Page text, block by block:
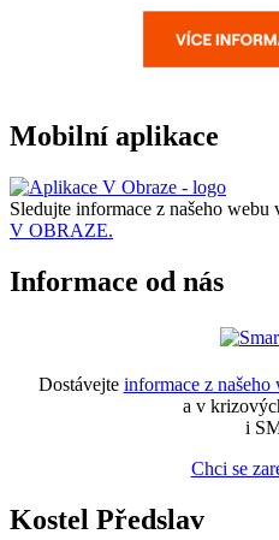
Mobilní aplikace
Sledujte informace z našeho webu
V OBRAZE.
Informace od nás
Dostávejte informace z našeho
a v
i
Chci se
Kostel Předslav